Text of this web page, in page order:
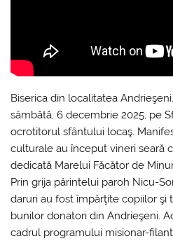
Biserica din localitatea
sâmbătă, 6 decembrie 2025, pe
ocrotitorul sfântului locaş.
culturale au început vineri seară
dedicată Marelui Făcător de
Prin grija părintelui paroh Nicu-
daruri au fost împărţite copiilor şi
bunilor donatori din Andrieşeni.
cadrul programului misionar-